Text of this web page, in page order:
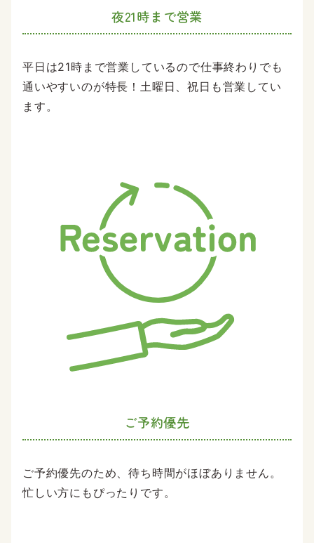
夜21時まで営業
平日は21時まで営業しているので仕事終わりでも
通いやすいのが特長！土曜日、祝日も営業してい
ます。
ご予約優先
ご予約優先のため、待ち時間がほぼありません。
忙しい方にもぴったりです。